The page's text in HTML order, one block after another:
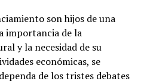
son hijos de una
importancia de la
y la necesidad de su
económicas, se
de los tristes debates